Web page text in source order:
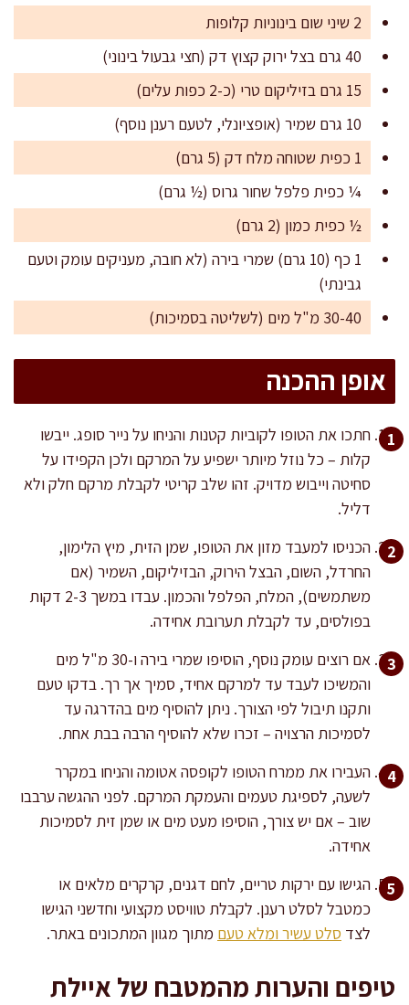
2 שיני שום בינוניות קלופות
40 גרם בצל ירוק קצוץ דק (חצי גבעול בינוני)
15 גרם בזיליקום טרי (כ-2 כפות עלים)
10 גרם שמיר (אופציונלי, לטעם רענן נוסף)
1 כפית שטוחה מלח דק (5 גרם)
¼ כפית פלפל שחור גרוס (½ גרם)
½ כפית כמון (2 גרם)
1 כף (10 גרם) שמרי בירה (לא חובה, מעניקים עומק וטעם
גבינתי)
30-40 מ"ל מים (לשליטה בסמיכות)
אופן ההכנה
חתכו את הטופו לקוביות קטנות והניחו על נייר סופג. ייבשו
קלות – כל נוזל מיותר ישפיע על המרקם ולכן הקפידו על
סחיטה וייבוש מדויק. זהו שלב קריטי לקבלת מרקם חלק ולא
דליל.
הכניסו למעבד מזון את הטופו, שמן הזית, מיץ הלימון,
החרדל, השום, הבצל הירוק, הבזיליקום, השמיר (אם
משתמשים), המלח, הפלפל והכמון. עבדו במשך 2-3 דקות
בפולסים, עד לקבלת תערובת אחידה.
אם רוצים עומק נוסף, הוסיפו שמרי בירה ו-30 מ"ל מים
והמשיכו לעבד עד למרקם אחיד, סמיך אך רך. בדקו טעם
ותקנו תיבול לפי הצורך. ניתן להוסיף מים בהדרגה עד
לסמיכות הרצויה – זכרו שלא להוסיף הרבה בבת אחת.
העבירו את ממרח הטופו לקופסה אטומה והניחו במקרר
לשעה, לספיגת טעמים והעמקת המרקם. לפני ההגשה ערבבו
שוב – אם יש צורך, הוסיפו מעט מים או שמן זית לסמיכות
אחידה.
הגישו עם ירקות טריים, לחם דגנים, קרקרים מלאים או
כמטבל לסלט רענן. לקבלת טוויסט מקצועי וחדשני הגישו
לצד סלט עשיר ומלא טעם מתוך מגוון המתכונים באתר.
טיפים והערות מהמטבח של איילת